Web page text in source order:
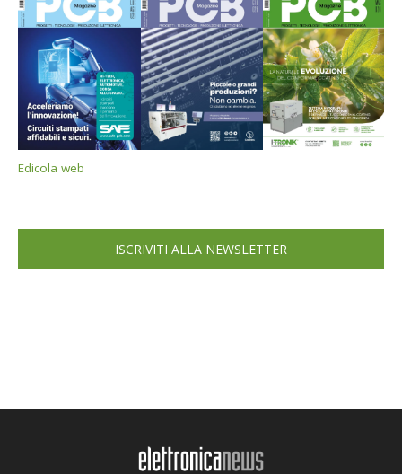
Edicola web
ISCRIVITI ALLA NEWSLETTER